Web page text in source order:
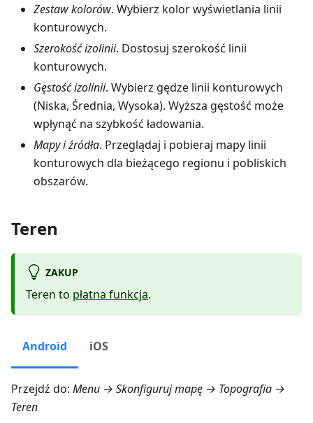
Zestaw kolorów. Wybierz kolor wyświetlania linii
konturowych.
Szerokość izolinii. Dostosuj szerokość linii
konturowych.
Gęstość izolinii. Wybierz gędze linii konturowych
(Niska, Średnia, Wysoka). Wyższa gęstość może
wpłynąć na szybkość ładowania.
Mapy i źródła. Przeglądaj i pobieraj mapy linii
konturowych dla bieżącego regionu i pobliskich
obszarów.
Teren
ZAKUP
Teren to płatna funkcja.
Android iOS
Przejdź do: Menu → Skonfiguruj mapę → Topografia →
Teren